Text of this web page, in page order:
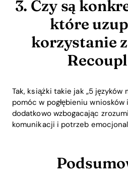
3. Czy są
które
korzystanie
Tak, książki takie jak „5 języków
pomóc w pogłębieniu
dodatkowo wzbogacając
komunikacji i potrzeb